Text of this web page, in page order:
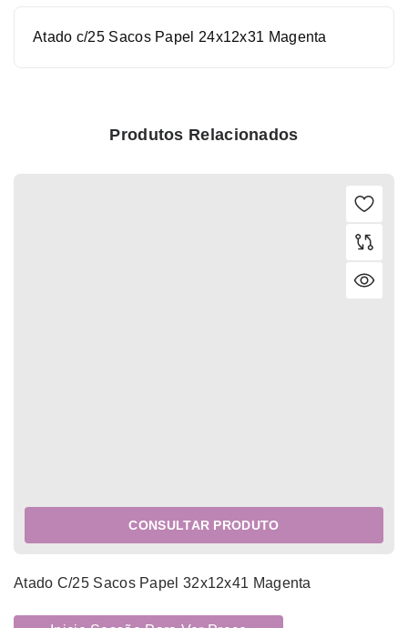
Atado c/25 Sacos Papel 24x12x31 Magenta
Produtos Relacionados
CONSULTAR PRODUTO
Atado C/25 Sacos Papel 32x12x41 Magenta